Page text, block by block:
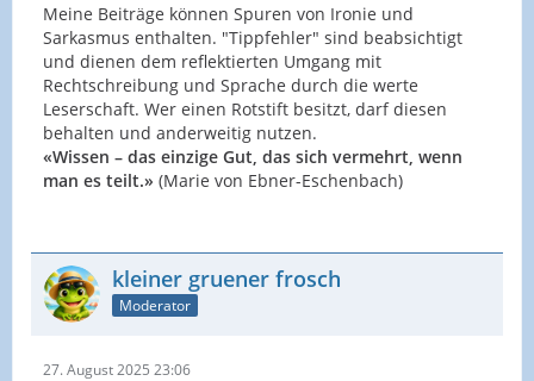
Meine Beiträge können Spuren von Ironie und
Sarkasmus enthalten. "Tippfehler" sind beabsichtigt
und dienen dem reflektierten Umgang mit
Rechtschreibung und Sprache durch die werte
Leserschaft. Wer einen Rotstift besitzt, darf diesen
behalten und anderweitig nutzen.
«Wissen – das einzige Gut, das sich vermehrt, wenn
man es teilt.» (Marie von Ebner-Eschenbach)
kleiner gruener frosch
Moderator
27. August 2025 23:06